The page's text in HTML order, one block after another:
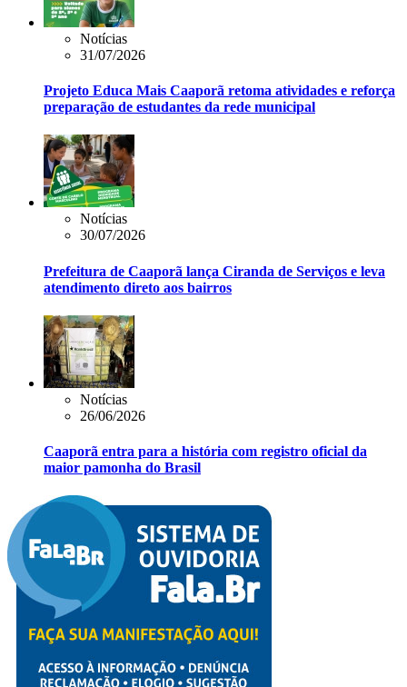
Notícias
31/07/2026
Projeto Educa Mais Caaporã retoma atividades e reforça
preparação de estudantes da rede municipal
Notícias
30/07/2026
Prefeitura de Caaporã lança Ciranda de Serviços e leva
atendimento direto aos bairros
Notícias
26/06/2026
Caaporã entra para a história com registro oficial da
maior pamonha do Brasil